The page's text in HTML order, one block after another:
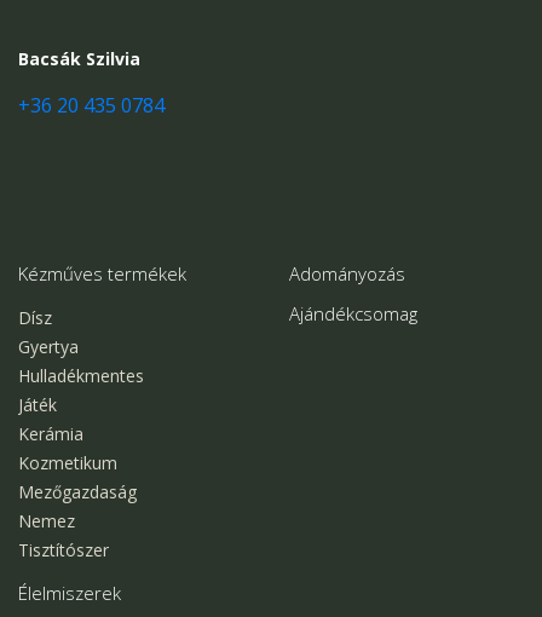
Bacsák Szilvia
+36 20 435 0784
Kézműves termékek
Dísz
Gyertya
Hulladékmentes
Játék
Kerámia
Kozmetikum
Mezőgazdaság
Nemez
Tisztítószer
Élelmiszerek
Adományozás
Ajándékcsomag